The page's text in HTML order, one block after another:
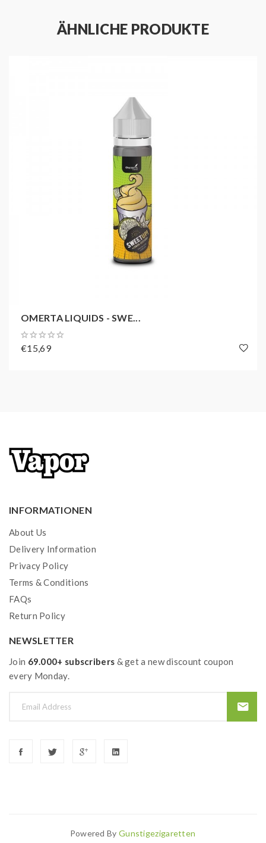
ÄHNLICHE PRODUKTE
OMERTA LIQUIDS - SWE...
€15,69
INFORMATIONEN
About Us
Delivery Information
Privacy Policy
Terms & Conditions
FAQs
Return Policy
NEWSLETTER
Join 69.000+ subscribers & get a new discount coupon
every Monday.
Powered By Gunstigezigaretten